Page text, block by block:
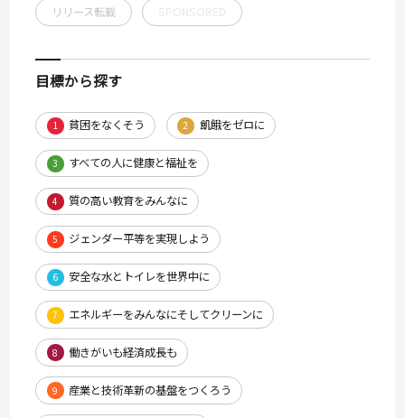
リリース転載
目標から探す
1 貧困をなくそう 2 飢餓をゼロに
3 すべての人に健康と福祉を
4 質の高い教育をみんなに
5 ジェンダー平等を実現しよう
6 安全な水とトイレを世界中に
7 エネルギーをみんなにそしてクリーンに
8 働きがいも経済成長も
9 産業と技術革新の基盤をつくろう